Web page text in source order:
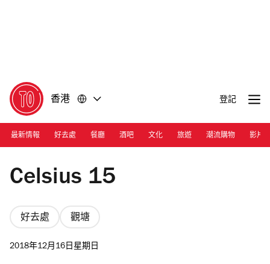
香港 登記
最新情報 好去處 餐廳 酒吧 文化 旅遊 潮流購物 影片
Photograph: Courtesy Celsius 15
Celsius 15
好去處 觀塘
2018年12月16日星期日